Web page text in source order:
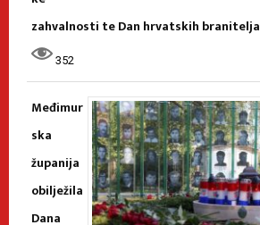
zahvalnosti te Dan hrvatskih branitelja
352
Međimur
ska
županija
obilježila
Dana